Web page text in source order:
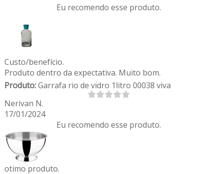
Eu recomendo esse produto.
Custo/benefício.
Produto dentro da expectativa. Muito bom.
Produto:Garrafa rio de vidro 1litro 00038 viva
Nerivan N.
17/01/2024
Eu recomendo esse produto.
otimo produto.